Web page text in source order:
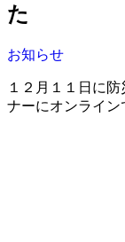
た
お知らせ
１２月１１日に
ナーにオンライン